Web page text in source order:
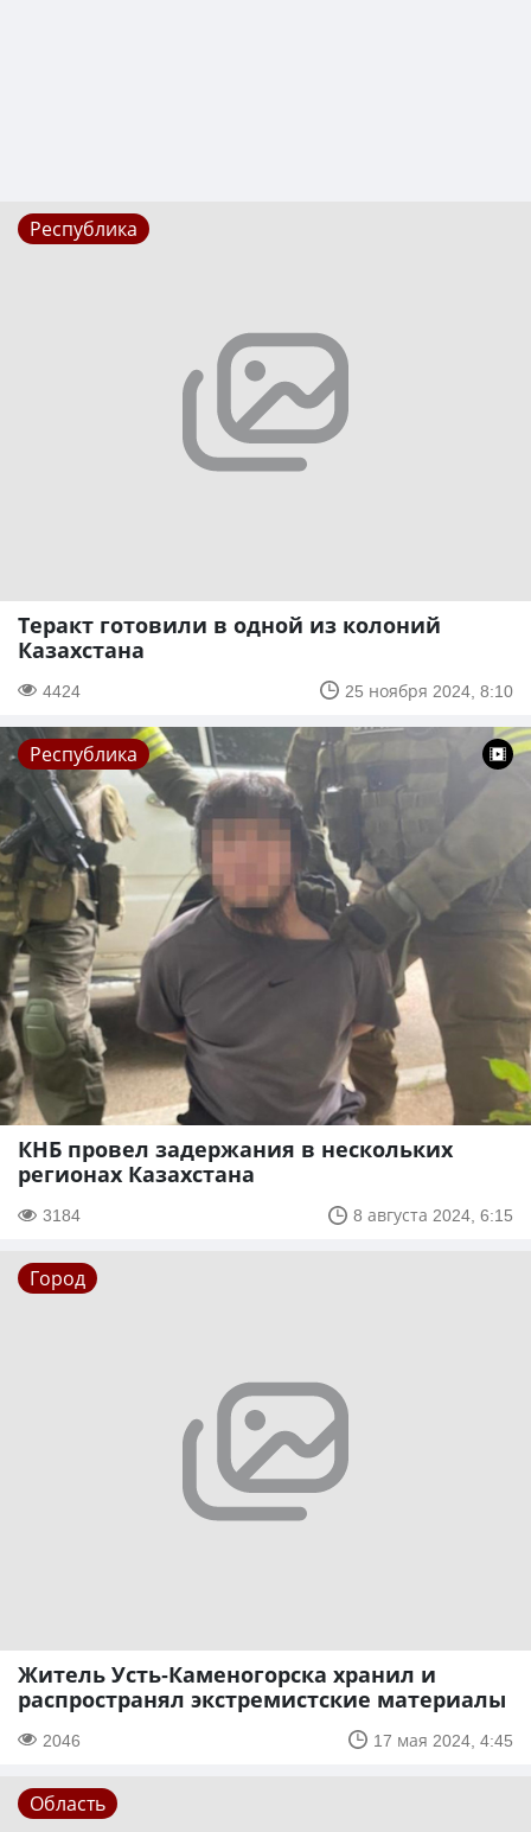
Республика
Теракт готовили в одной из колоний
Казахстана
4424 25 ноября 2024, 8:10
Республика
КНБ провел задержания в нескольких
регионах Казахстана
3184 8 августа 2024, 6:15
Город
Житель Усть-Каменогорска хранил и
распространял экстремистские материалы
2046 17 мая 2024, 4:45
Область